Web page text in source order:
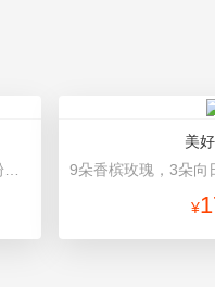
美
¥